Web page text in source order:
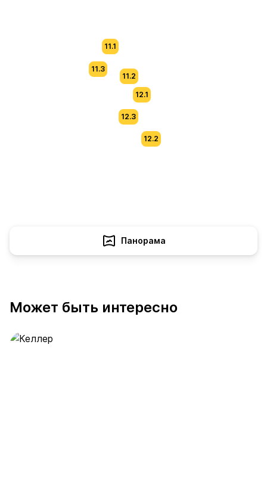
11.3
11.1
11.2
12.1
12.2
12.3
Панорама
Может быть интересно